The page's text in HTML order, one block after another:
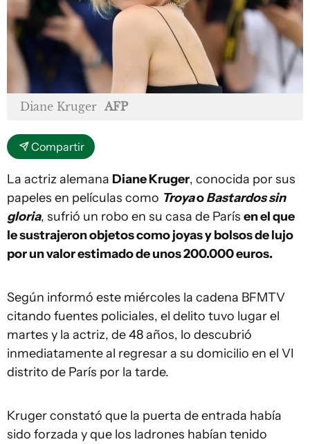
Diane Kruger AFP
Compartir
La actriz alemana Diane Kruger, conocida por sus
papeles en películas como TroyaoBastardos sin
gloria, sufrió un robo en su casa de París en el que
le sustrajeron objetos como joyas y bolsos de lujo
por un valor estimado de unos 200.000 euros.
Según informó este miércoles la cadena BFMTV
citando fuentes policiales, el delito tuvo lugar el
martes y la actriz, de 48 años, lo descubrió
inmediatamente al regresar a su domicilio en el VI
distrito de París por la tarde.
Kruger constató que la puerta de entrada había
sido forzada y que los ladrones habían tenido